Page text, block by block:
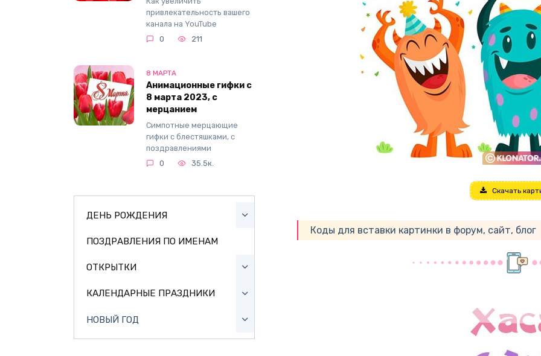
Скачать
Коды для вставки картинки в форум, сайт, блог
привлекательность вашего
канала на YouTube
0
211
8 МАРТА
Анимационные гифки с
8 марта 2023, с
мерцанием
Симпотные мерцающие
гифки с блестяшками, с
поздравлениями
0
35.5к.
ДЕНЬ РОЖДЕНИЯ
ПОЗДРАВЛЕНИЯ ПО ИМЕНАМ
ОТКРЫТКИ
КАЛЕНДАРНЫЕ ПРАЗДНИКИ
НОВЫЙ ГОД